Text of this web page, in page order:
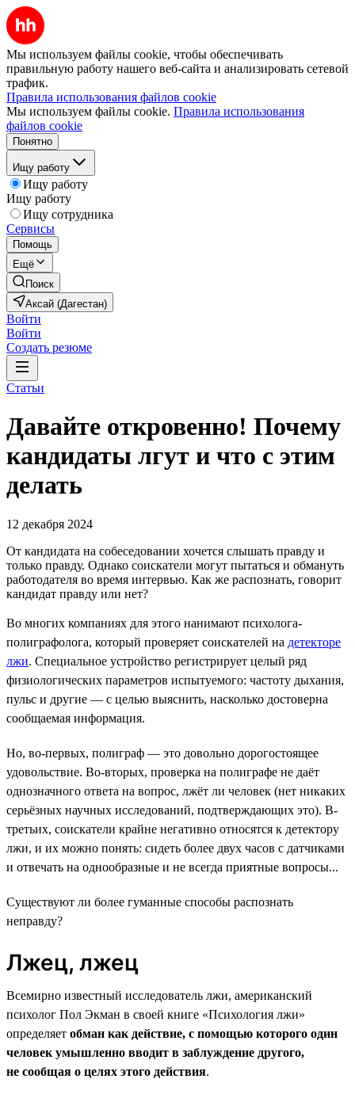
Мы используем файлы cookie, чтобы обеспечивать
правильную работу нашего веб-сайта и анализировать сетевой
трафик.
Правила использования файлов cookie
Мы используем файлы cookie. Правила использования
файлов cookie
Понятно
Ищу работу
Ищу работу
Ищу работу
Ищу сотрудника
Сервисы
Помощь
Ещё
Поиск
Аксай (Дагестан)
Войти
Войти
Создать резюме
Статьи
Давайте откровенно! Почему
кандидаты лгут и что с этим
делать
12 декабря 2024
От кандидата на собеседовании хочется слышать правду и
только правду. Однако соискатели могут пытаться и обмануть
работодателя во время интервью. Как же распознать, говорит
кандидат правду или нет?
Во многих компаниях для этого нанимают психолога-
полиграфолога, который проверяет соискателей на детекторе
лжи. Специальное устройство регистрирует целый ряд
физиологических параметров испытуемого: частоту дыхания,
пульс и другие — с целью выяснить, насколько достоверна
сообщаемая информация.
Но, во-первых, полиграф — это довольно дорогостоящее
удовольствие. Во-вторых, проверка на полиграфе не даёт
однозначного ответа на вопрос, лжёт ли человек (нет никаких
серьёзных научных исследований, подтверждающих это). В-
третьих, соискатели крайне негативно относятся к детектору
лжи, и их можно понять: сидеть более двух часов с датчиками
и отвечать на однообразные и не всегда приятные вопросы...
Существуют ли более гуманные способы распознать
неправду?
Лжец, лжец
Всемирно известный исследователь лжи, американский
психолог Пол Экман в своей книге «Психология лжи»
определяет обман как действие, с помощью которого один
человек умышленно вводит в заблуждение другого,
не сообщая о целях этого действия.